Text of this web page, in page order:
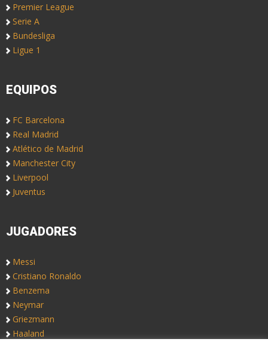
Premier League
Serie A
Bundesliga
Ligue 1
EQUIPOS
FC Barcelona
Real Madrid
Atlético de Madrid
Manchester City
Liverpool
Juventus
JUGADORES
Messi
Cristiano Ronaldo
Benzema
Neymar
Griezmann
Haaland